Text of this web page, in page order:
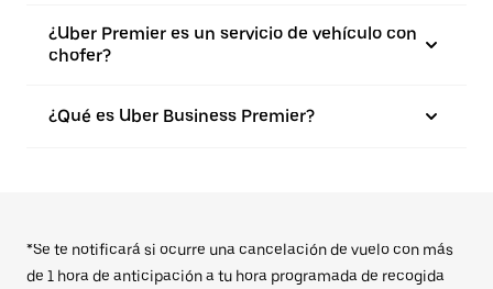
¿Uber Premier es un servicio de vehículo con
chofer?
¿Qué es Uber Business Premier?
*Se te notificará si ocurre una cancelación de vuelo con más
de 1 hora de anticipación a tu hora programada de recogida